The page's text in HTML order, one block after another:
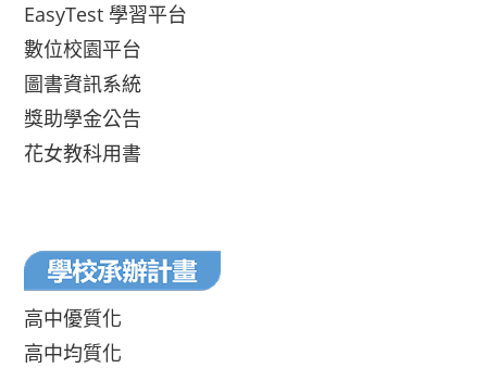
EasyTest 學習平台
數位校園平台
圖書資訊系統
獎助學金公告
花女教科用書
高中優質化
高中均質化